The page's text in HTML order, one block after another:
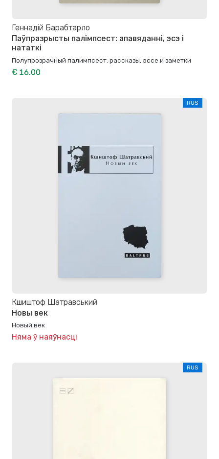
Геннадій Барабтарло
Паўпразрысты палімпсест: апавяданні, эсэ і
нататкі
Полупрозрачный палимпсест: рассказы, эссе и заметки
€ 16.00
RUS
Кшиштоф Шатравський
Новы век
Новый век
Няма ў наяўнасці
RUS